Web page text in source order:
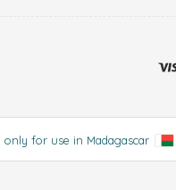
only for use in Madagascar